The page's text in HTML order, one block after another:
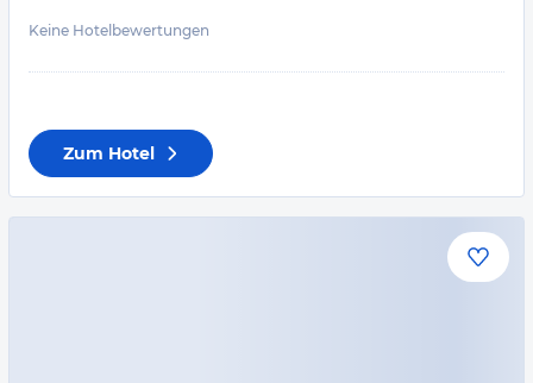
Keine Hotelbewertungen
Zum Hotel